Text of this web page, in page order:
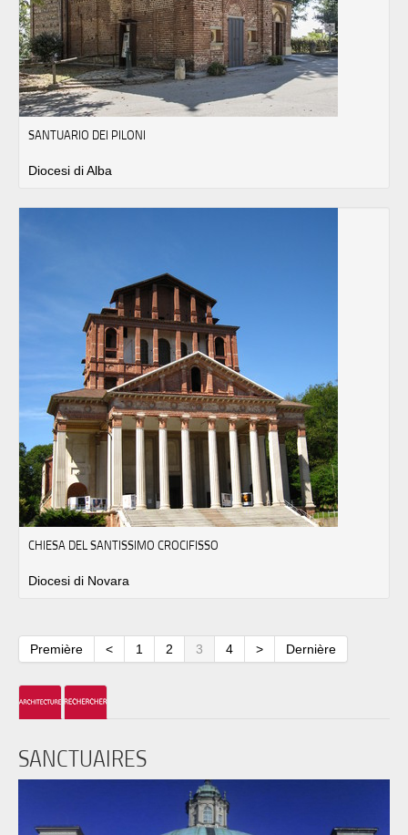
SANTUARIO DEI PILONI
Diocesi di Alba
CHIESA DEL SANTISSIMO CROCIFISSO
Diocesi di Novara
Première < 1 2 3 4 > Dernière
SANCTUAIRES